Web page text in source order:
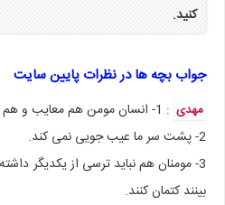
کنید.
جواب بچه ها در نظرات پایین سایت
مهدی : 1- انسان مومن هم معایب و هم خوبی های دیگران را می گوید .
2- پشت سر ما عیب جویی نمی کند.
3- مومنان هم نباید ترسی از یکدیگر
بینند کتمان کنند.